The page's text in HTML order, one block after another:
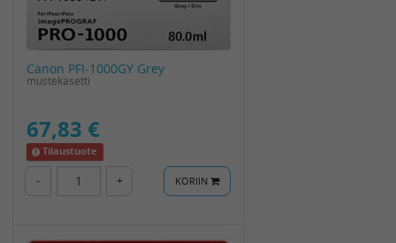
Canon PFI-1000GY Grey
mustekasetti
67,83 €
Tilaustuote
- + KORIIN